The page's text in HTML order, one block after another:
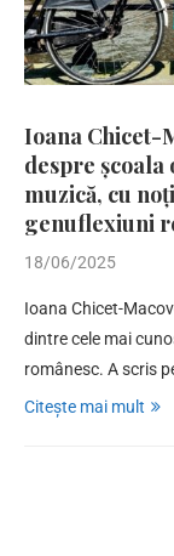
Ioana Chicet-
despre școala
muzică, cu
genuflexiuni
18/06/2025
Ioana Chicet-
dintre cele mai
românesc. A scris
Citește mai mult